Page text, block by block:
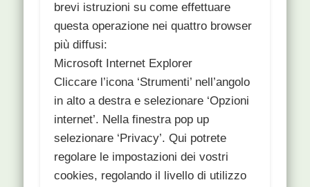
brevi istruzioni su come effettuare
questa operazione nei quattro browser
più diffusi:
Microsoft Internet Explorer
Cliccare l’icona ‘Strumenti’ nell’angolo
in alto a destra e selezionare ‘Opzioni
internet’. Nella finestra pop up
selezionare ‘Privacy’. Qui potrete
regolare le impostazioni dei vostri
cookies, regolando il livello di utilizzo